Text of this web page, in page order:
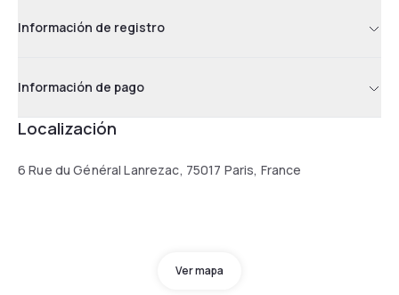
Información de registro
Información de pago
Localización
6 Rue du Général Lanrezac, 75017 Paris, France
Ver mapa